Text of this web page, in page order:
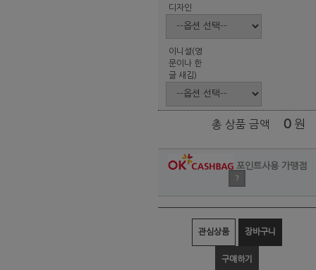
디자인
이니셜(영
문이나 한
글 새김)
총 상품 금액 0 원
포인트사용 가맹점
?
관심상품 장바구니
구매하기